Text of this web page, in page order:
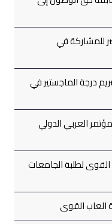
للمشاركة في
درجة الماجستير في
العربي الدولي
لطلبة الجامعات
العاب القوى